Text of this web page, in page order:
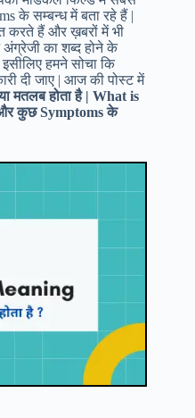
के सम्बन्ध में बता रहे हैं |
करते हैं और ख़बरों में भी
का शब्द होने के
हमने सोचा कि
दी जाए | आज की पोस्ट में
मतलब होता है | What is
कुछ Symptoms के